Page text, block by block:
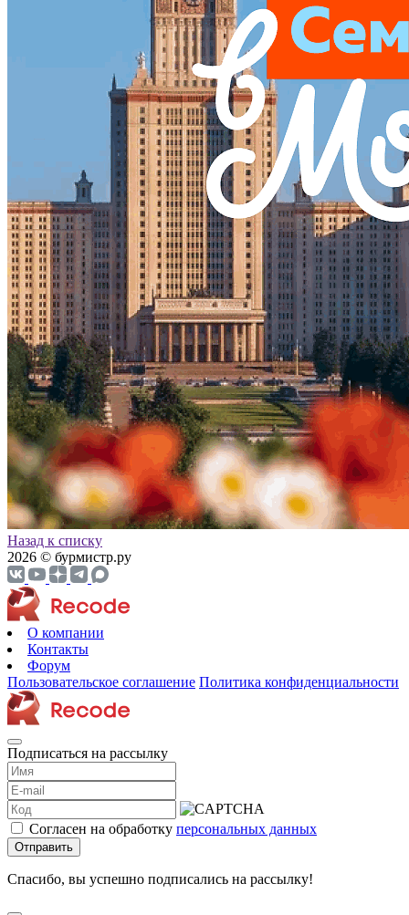
Назад к списку
2026 © бурмистр.ру
О компании
Контакты
Форум
Пользовательское соглашение Политика конфиденциальности
Подписаться на рассылку
Согласен на обработку персональных данных
Отправить
Спасибо, вы успешно подписались на рассылку!